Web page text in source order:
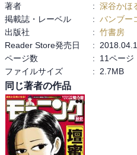
著者
: 深谷かほ
掲載誌・レーベル
: バンブー
出版社
: 竹書房
Reader Store発売日
:
ページ数
:
11ページ
ファイルサイズ
: 2.7MB
同じ著者の作品